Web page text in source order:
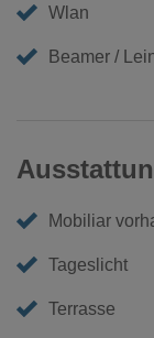
Wlan
Beamer /
Mobiliar
Tageslicht
Terrasse